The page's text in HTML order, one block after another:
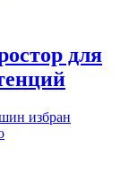
для